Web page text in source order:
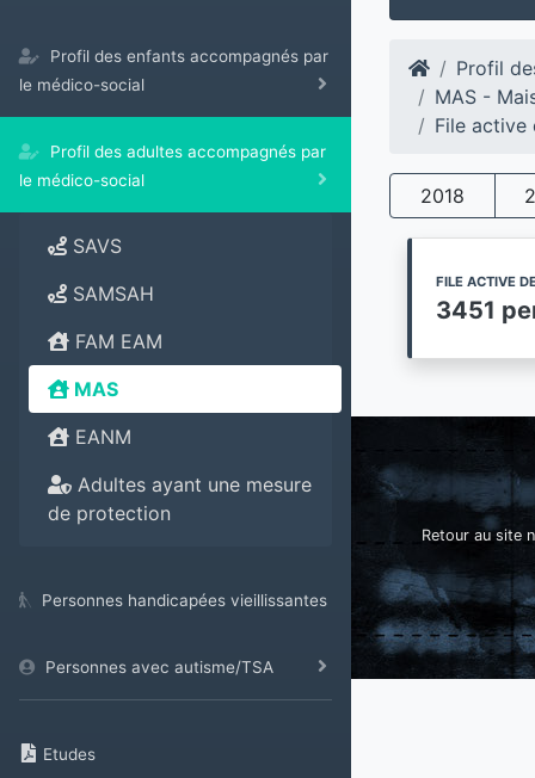
Profil des enfants accompagnés par
le médico-social
Profil des adultes accompagnés par
le médico-social
SAVS
SAMSAH
FAM EAM
MAS
EANM
Adultes ayant une mesure
de protection
Personnes handicapées vieillissantes
Personnes avec autisme/TSA
Etudes
Profil
MAS -
File active
2018
FILE ACTIVE
3451
Retour au site